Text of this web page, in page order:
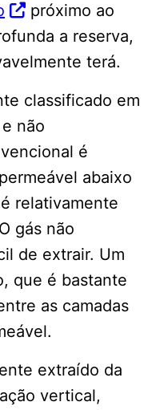
próximo ao
a reserva,
terá.
classificado em
não
é
abaixo
relativamente
gás não
de extrair. Um
que é bastante
as camadas
extraído da
vertical,